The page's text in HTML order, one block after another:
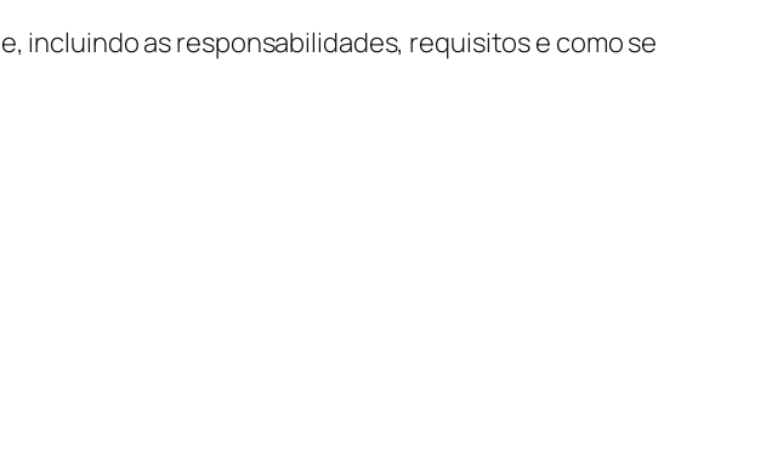
incluindo as responsabilidades, requisitos e como se